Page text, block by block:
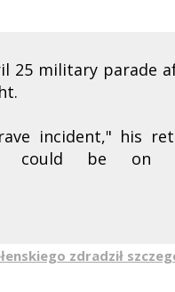
25 military parade
incident," his
could be on
zdradził